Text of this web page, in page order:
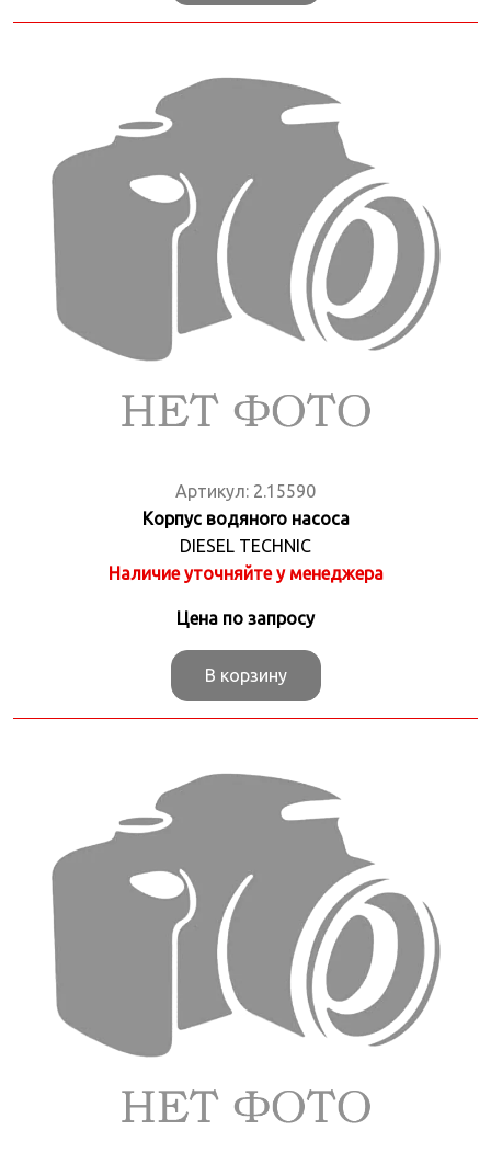
Артикул: 2.15590
Корпус водяного насоса
DIESEL TECHNIC
Наличие уточняйте у менеджера
Цена по запросу
В корзину